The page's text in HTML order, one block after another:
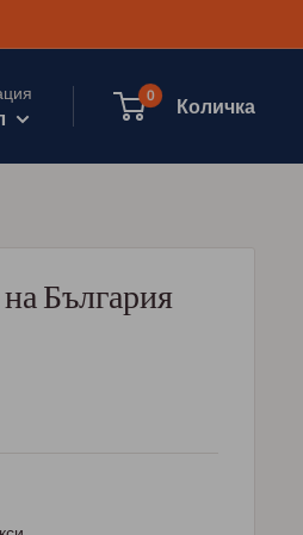
0
Количка
България